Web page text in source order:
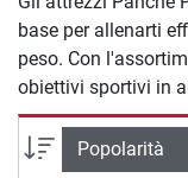
base per allenarti
peso. Con
obiettivi sportivi in
volontà e
Ordina per